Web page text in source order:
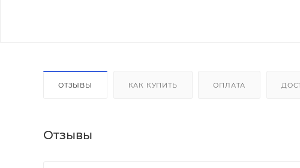
ОТЗЫВЫ КАК КУПИТЬ ОПЛАТА
Отзывы